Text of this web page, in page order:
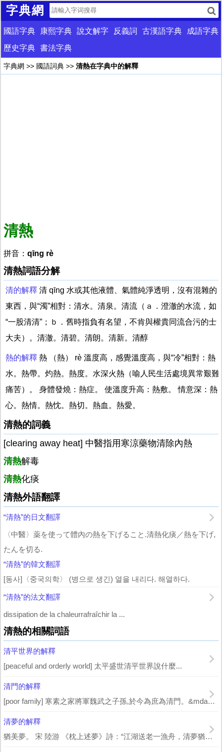
字典網
國語字典 康熙字典 說文解字 反義詞 古漢語字典
成語字典
歷史字典 書法字典
字典網 >> 國語詞典 >> 清熱在字典中的解釋
清熱
拼音： qīng rè
清熱詞語分解
清的解釋 清 qīng 水或其他液體、氣體純淨透明，沒有混雜的
東西，與“濁”相對：清水。清泉。清流（ａ．澄澈的水流，如
“一股清清”；ｂ．舊時指負有名望，不肯與權貴同流合污的士
大夫）。清澈。清碧。清朗。清新。清醇
熱的解釋 熱 （熱） rè 溫度高，感覺溫度高，與“冷”相對：熱
水。熱帶。灼熱。熱度。水深火熱（喻人民生活處境異常艱難
痛苦）。 身體發燒：熱症。 使溫度升高：熱敷。 情意深：熱
心。熱情。熱忱。熱切。熱血。熱愛。
清熱的詞義
[clearing away heat] 中醫指用寒涼藥物清除內熱
清熱解毒
清熱化痰
清熱外語翻譯
“清熱”的日文翻譯
〈中醫〉薬を使って體內の熱を下げること.清熱化痰／熱を下げ,
たんを切る.
“清熱”的韓文翻譯
[동사]〈중국의학〉 (병으로 생긴) 열을 내리다. 해열하다.
“清熱”的法文翻譯
dissipation de la chaleurrafraîchir la ...
清熱的相關詞語
清平世界的解釋
[peaceful and orderly world] 太平盛世清平世界說什麼...
清門的解釋
[poor family] 寒素之家將軍魏武之子孫,於今為庶為清門。&mdash...
清夢的解釋
猶美夢。 宋 陸游 《枕上述夢》詩：“江湖送老一漁舟，清夢猶成塞上游。” 宋 ...